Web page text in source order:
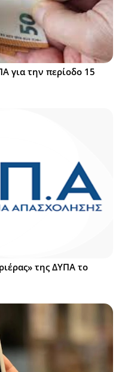
για την περίοδο 15
της ΔΥΠΑ το